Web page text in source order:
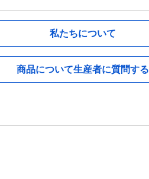
私たちについて
商品について生産者に質問する